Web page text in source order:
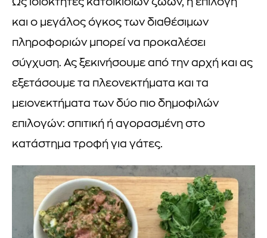
Ως ιδιοκτήτες κατοικίδιων ζώων, η επιλογή
και ο μεγάλος όγκος των διαθέσιμων
πληροφοριών μπορεί να προκαλέσει
σύγχυση. Ας ξεκινήσουμε από την αρχή και ας
εξετάσουμε τα πλεονεκτήματα και τα
μειονεκτήματα των δύο πιο δημοφιλών
επιλογών: σπιτική ή αγορασμένη στο
κατάστημα τροφή για γάτες.